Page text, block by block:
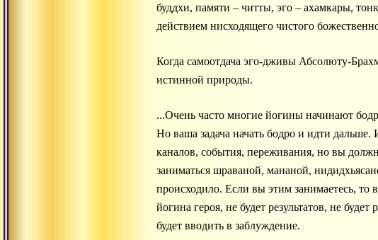
буддхи, памяти – читты, эго – ахамкары,
действием нисходящего чистого
Когда самоотдача эго-дживы Абсолюту-
истинной природы.
...Очень часто многие йогины начинают
Но ваша задача начать бодро и идти
каналов, события, переживания, но вы
заниматься шраваной, мананой,
происходило. Если вы этим занимаетесь, то
йогина героя, не будет результатов, не
будет вводить в заблуждение.